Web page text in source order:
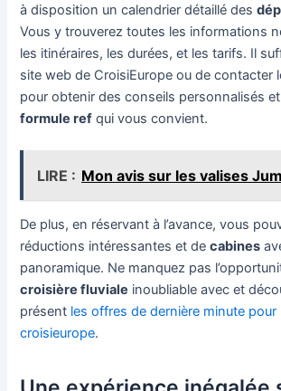
à disposition un calendrier détaillé des
Vous y trouverez toutes les informations
les itinéraires, les durées, et les tarifs. Il
site web de CroisiEurope ou de contacter
pour obtenir des conseils personnalisés
formule ref qui vous convient.
LIRE : Mon avis sur les valises
De plus, en réservant à l’avance, vous
réductions intéressantes et decabines
panoramique. Ne manquez pas
croisière fluviale inoubliable avec et
présent les offres de dernière minute pour
croisieurope.